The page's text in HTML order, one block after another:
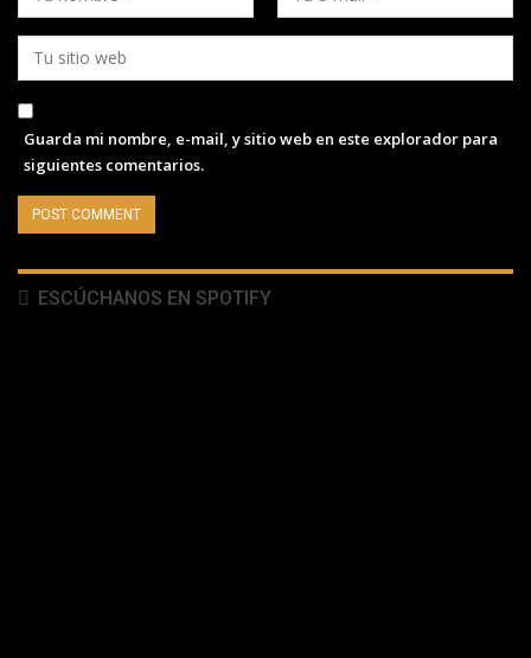
Guarda mi nombre, e-mail, y sitio web en este explorador para
siguientes comentarios.
ESCÚCHANOS EN SPOTIFY